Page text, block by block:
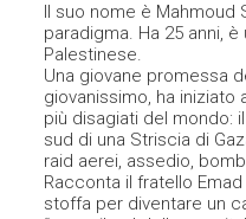
Il suo nome è
paradigma. Ha 25 anni,
Palestinese.
Una giovane promessa
giovanissimo, ha iniziato
più disagiati del mondo:
sud di una Striscia di
raid aerei, assedio,
Racconta il fratello
stoffa per diventare un